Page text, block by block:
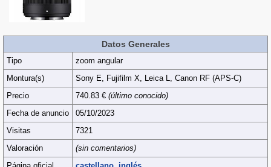
Datos Generales
Tipo
zoom angular
Montura(s)
Sony E, Fujifilm X, Leica L, Canon RF (APS‑C)
Precio
740.83 € (último conocido)
Fecha de anuncio
05/10/2023
Visitas
7321
Valoración
(sin comentarios)